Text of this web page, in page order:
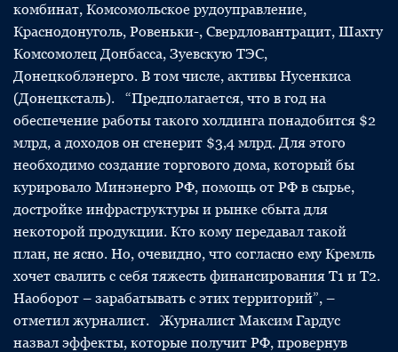
комбинат, Комсомольское рудоуправление,
Краснодонуголь, Ровеньки-, Свердловантрацит, Шахту
Комсомолец Донбасса, Зуевскую ТЭС,
Донецкоблэнерго. В том числе, активы Нусенкиса
(Донецксталь). “Предполагается, что в год на
обеспечение работы такого холдинга понадобится $2
млрд, а доходов он сгенерит $3,4 млрд. Для этого
необходимо создание торгового дома, который бы
курировало Минэнерго РФ, помощь от РФ в сырье,
достройке инфраструктуры и рынке сбыта для
некоторой продукции. Кто кому передавал такой
план, не ясно. Но, очевидно, что согласно ему Кремль
хочет свалить с себя тяжесть финансирования Т1 и Т2.
Наоборот – зарабатывать с этих территорий”, –
отметил журналист. Журналист Максим Гардус
назвал эффекты, которые получит РФ, провернув